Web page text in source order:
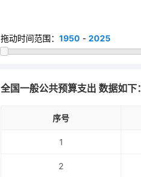
拖动时间范围： 1950 - 2025
全国一般公共预算支出 数据如下：
序号
1
2